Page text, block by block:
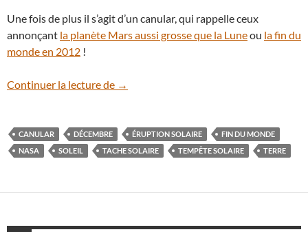
Une fois de plus il s’agit d’un canular, qui rappelle ceux
annonçant la planète Mars aussi grosse que la Luneou la fin du
monde en 2012 !
Continuer la lecture de Canular : la Terre plongée dans le noir
→
CANULAR DÉCEMBRE ÉRUPTION SOLAIRE
FIN DU MONDE
NASA
SOLEIL TACHE SOLAIRE TEMPÊTE SOLAIRE TERRE